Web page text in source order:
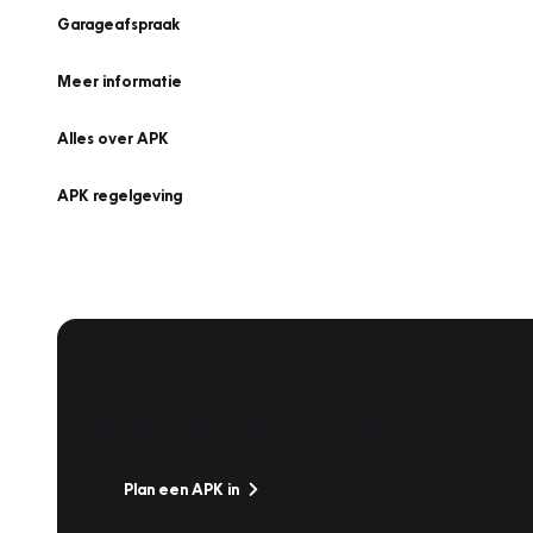
Garageafspraak
Meer informatie
Alles over APK
APK regelgeving
Plan een APK in